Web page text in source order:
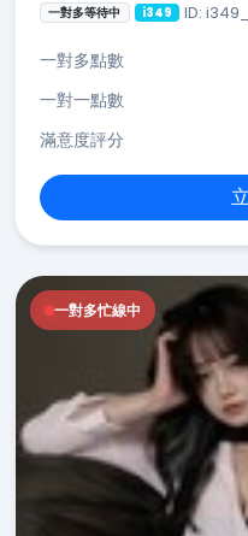
一對多等待中 i349 ID:
一對多點數
一對一點數
滿意度評分
一對多忙線中